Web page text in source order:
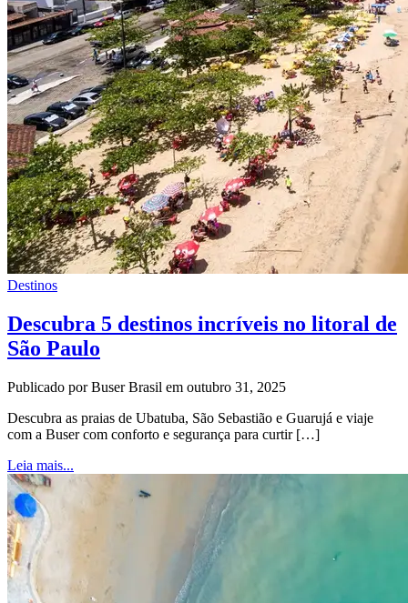
Destinos
Descubra 5 destinos incríveis no litoral de
São Paulo
Publicado por Buser Brasil em outubro 31, 2025
Descubra as praias de Ubatuba, São Sebastião e Guarujá e viaje
com a Buser com conforto e segurança para curtir […]
Leia mais...